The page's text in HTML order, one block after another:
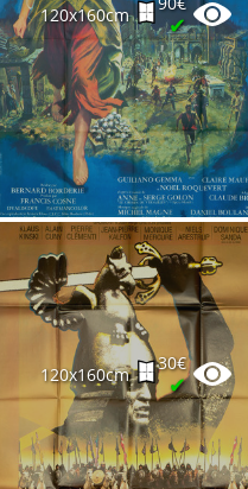
120x160cm ✔
120x160cm
30€
✔